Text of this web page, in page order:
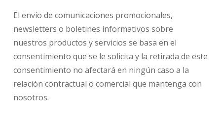
El envío de comunicaciones promocionales,
newsletters o boletines informativos sobre
nuestros productos y servicios se basa en el
consentimiento que se le solicita y la retirada de este
consentimiento no afectará en ningún caso a la
relación contractual o comercial que mantenga con
nosotros.